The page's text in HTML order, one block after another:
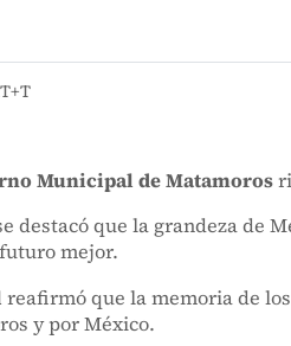
Municipal de Matamoros
destacó que la grandeza de
mejor.
reafirmó que la memoria de
y por México.